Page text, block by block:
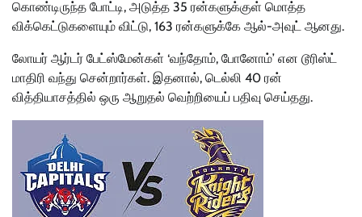
கொண்டிருந்த போட்டி, அடுத்த 35 ரன்களுக்குள் மொத்த
விக்கெட்டுகளையும் விட்டு, 163 ரன்களுக்கே ஆல்-அவுட் ஆனது.
லோயர் ஆர்டர் பேட்ஸ்மேன்கள் ‘வந்தோம், போனோம்’ என டூரிஸ்ட்
மாதிரி வந்து சென்றார்கள். இதனால், டெல்லி 40 ரன்
வித்தியாசத்தில் ஒரு ஆறுதல் வெற்றியைப் பதிவு செய்தது.